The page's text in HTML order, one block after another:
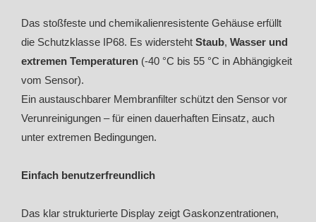
Das stoßfeste und chemikalienresistente Gehäuse erfüllt
die Schutzklasse IP68. Es widersteht Staub, Wasser und
extremen Temperaturen (-40 °C bis 55 °C in Abhängigkeit
vom Sensor).
Ein austauschbarer Membranfilter schützt den Sensor vor
Verunreinigungen – für einen dauerhaften Einsatz, auch
unter extremen Bedingungen.
Einfach benutzerfreundlich
Das klar strukturierte Display zeigt Gaskonzentrationen,